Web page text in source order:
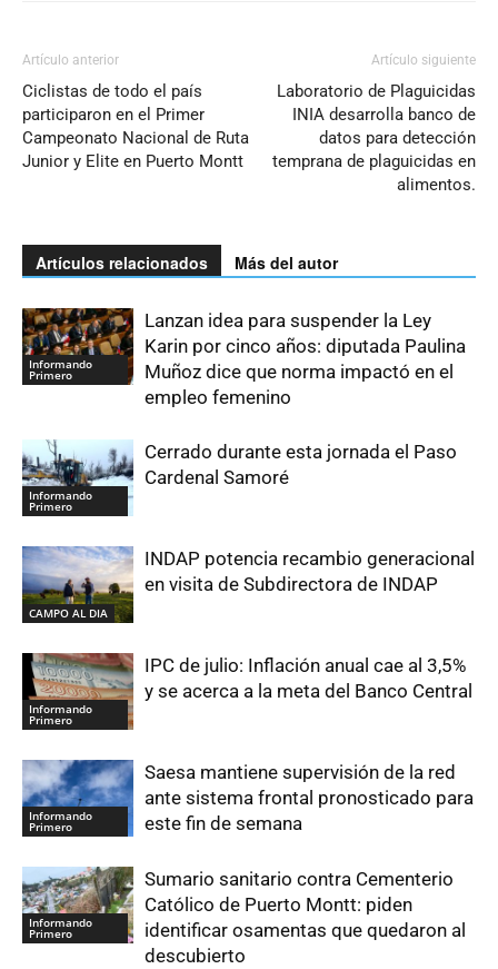
Artículo anterior
Ciclistas de todo el país
participaron en el Primer
Campeonato Nacional de Ruta
Junior y Elite en Puerto Montt
Artículo siguiente
Laboratorio de Plaguicidas
INIA desarrolla banco de
datos para detección
temprana de plaguicidas en
alimentos.
Artículos relacionados Más del autor
Informando
Primero
Lanzan idea para suspender la Ley
Karin por cinco años: diputada Paulina
Muñoz dice que norma impactó en el
empleo femenino
Informando
Primero
Cerrado durante esta jornada el Paso
Cardenal Samoré
CAMPO AL DIA
INDAP potencia recambio generacional
en visita de Subdirectora de INDAP
Informando
Primero
IPC de julio: Inflación anual cae al 3,5%
y se acerca a la meta del Banco Central
Informando
Primero
Saesa mantiene supervisión de la red
ante sistema frontal pronosticado para
este fin de semana
Informando
Primero
Sumario sanitario contra Cementerio
Católico de Puerto Montt: piden
identificar osamentas que quedaron al
descubierto